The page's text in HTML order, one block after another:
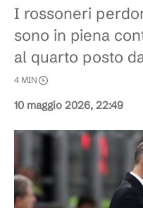
I rossoneri
sono in piena
al quarto posto
10 maggio 2026, 22:49
4 MIN